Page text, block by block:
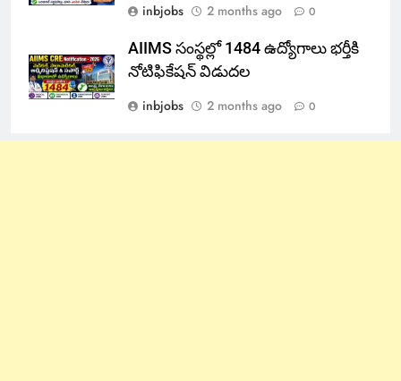
inbjobs
2 months ago 0
AIIMS సంస్థల్లో 1484 ఉద్యోగాలు భర్తీకి
నోటిఫికేషన్ విడుదల
inbjobs
2 months ago 0